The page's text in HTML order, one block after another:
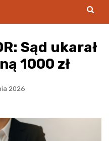
Sąd ukarał
1000 zł
2026